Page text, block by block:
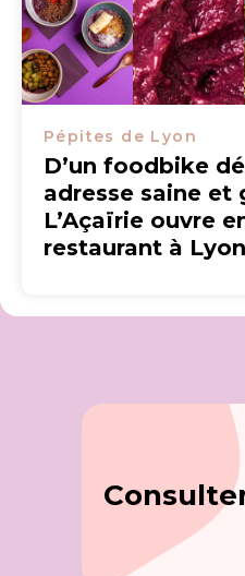
Pépites de Lyon
D’un foodbike
adresse saine et
L’Açaïrie ouvre
restaurant à